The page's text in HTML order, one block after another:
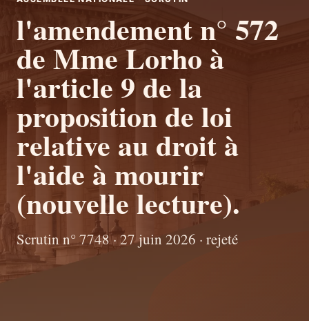
l'amendement n° 572
de Mme Lorho à
l'article 9 de la
proposition de loi
relative au droit à
l'aide à mourir
(nouvelle lecture).
Scrutin n° 7748 · 27 juin 2026 · rejeté